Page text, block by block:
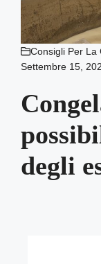
Consigli Per La
Settembre 15,
degli